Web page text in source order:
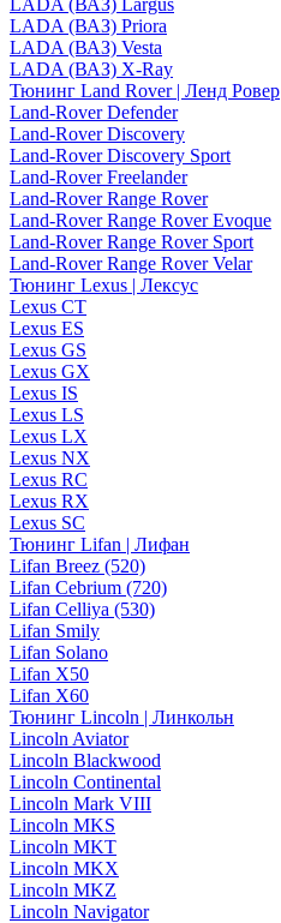
LADA (ВАЗ) Largus
LADA (ВАЗ) Priora
LADA (ВАЗ) Vesta
LADA (ВАЗ) X-Ray
Тюнинг Land Rover | Ленд Ровер
Land-Rover Defender
Land-Rover Discovery
Land-Rover Discovery Sport
Land-Rover Freelander
Land-Rover Range Rover
Land-Rover Range Rover Evoque
Land-Rover Range Rover Sport
Land-Rover Range Rover Velar
Тюнинг Lexus | Лексус
Lexus CT
Lexus ES
Lexus GS
Lexus GX
Lexus IS
Lexus LS
Lexus LX
Lexus NX
Lexus RC
Lexus RX
Lexus SC
Тюнинг Lifan | Лифан
Lifan Breez (520)
Lifan Cebrium (720)
Lifan Celliya (530)
Lifan Smily
Lifan Solano
Lifan X50
Lifan X60
Тюнинг Lincoln | Линкольн
Lincoln Aviator
Lincoln Blackwood
Lincoln Continental
Lincoln Mark VIII
Lincoln MKS
Lincoln MKT
Lincoln MKX
Lincoln MKZ
Lincoln Navigator